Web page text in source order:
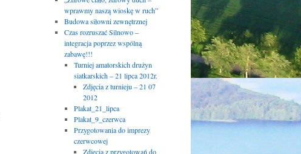
wprawmy naszą wioskę w ruch”
Budowa siłowni zewnętrznej
Czas rozruszać Silnowo –
integracja poprzez wspólną
zabawę!!!
Turniej amatorskich drużyn
siatkarskich – 21 lipca 2012r.
Zdjęcia z turnieju – 21 07
2012
Plakat_21_lipca
Plakat_9_czerwca
Przygotowania do imprezy
czerwcowej
Zdjęcia z przygotowań do